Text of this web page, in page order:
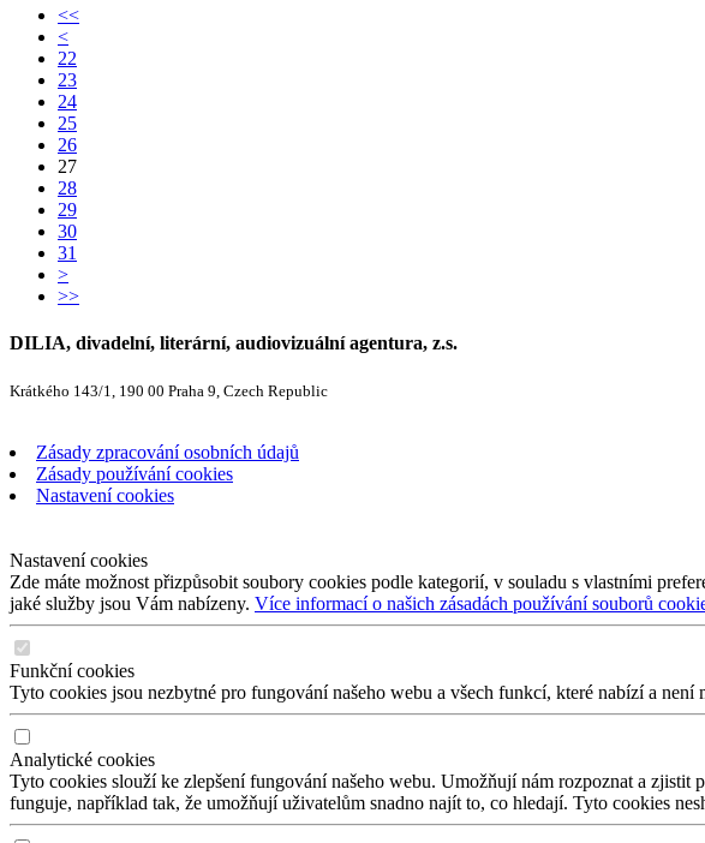
<<
<
22
23
24
25
26
27
28
29
30
31
>
>>
DILIA, divadelní, literární, audiovizuální agentura, z.s.
Krátkého 143/1, 190 00 Praha 9, Czech Republic
Zásady zpracování osobních údajů
Zásady používání cookies
Nastavení cookies
Nastavení cookies
Zde máte možnost přizpůsobit soubory cookies podle kategorií, v souladu s vlastními
jaké služby jsou Vám nabízeny. Více informací o našich zásadách používání souborů
Funkční cookies
Tyto cookies jsou nezbytné pro fungování našeho webu a všech funkcí, které nabízí a
Analytické cookies
Tyto cookies slouží ke zlepšení fungování našeho webu. Umožňují nám rozpoznat a
funguje, například tak, že umožňují uživatelům snadno najít to, co hledají. Tyto cookies